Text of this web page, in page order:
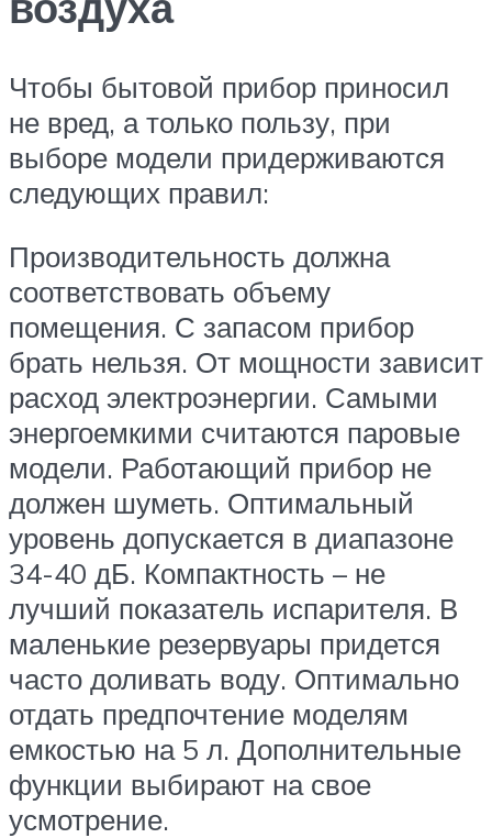
Чтобы бытовой прибор приносил
не вред, а только пользу, при
выборе модели придерживаются
следующих правил:
Производительность должна
соответствовать объему
помещения. С запасом прибор
брать нельзя. От мощности зависит
расход электроэнергии. Самыми
энергоемкими считаются паровые
модели. Работающий прибор не
должен шуметь. Оптимальный
уровень допускается в диапазоне
34-40 дБ. Компактность – не
лучший показатель испарителя. В
маленькие резервуары придется
часто доливать воду. Оптимально
отдать предпочтение моделям
емкостью на 5 л. Дополнительные
функции выбирают на свое
усмотрение.